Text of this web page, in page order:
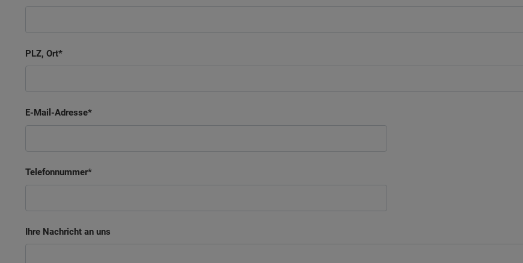
PLZ, Ort
E-Mail-Adresse
Telefonnummer
Ihre Nachricht an uns